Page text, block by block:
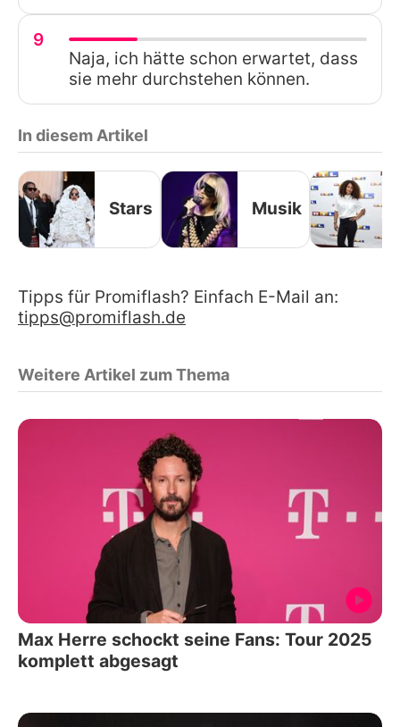
9
Naja, ich hätte schon erwartet, dass
sie mehr durchstehen können.
In diesem Artikel
Stars Musik
Tipps für Promiflash? Einfach E-Mail an:
tipps@promiflash.de
Weitere Artikel zum Thema
Max Herre schockt seine Fans: Tour 2025
komplett abgesagt